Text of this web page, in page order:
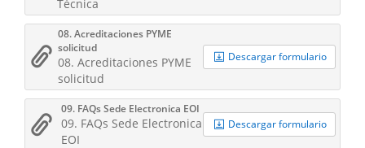
Técnica
08. Acreditaciones PYME
solicitud
08. Acreditaciones PYME
solicitud
Descargar formulario
09. FAQs Sede Electronica EOI
09. FAQs Sede Electronica
EOI
Descargar formulario